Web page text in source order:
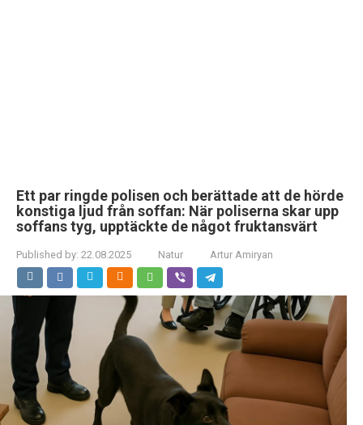
Ett par ringde polisen och berättade att de hörde
konstiga ljud från soffan: När poliserna skar upp
soffans tyg, upptäckte de något fruktansvärt
Published by: 22.08.2025 Natur Artur Amiryan